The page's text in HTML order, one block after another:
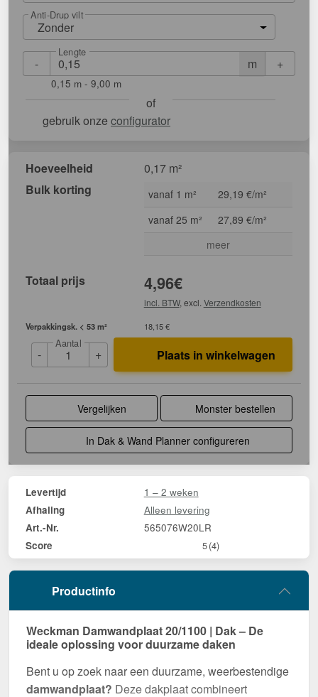
Anti-Drup vilt
Zonder
- m
Lengte
+
0,15 m - 9,00 m
of
gebruik onze configurator
Hoeveelheid
0,17 m²
Bulk korting
vanaf 1 m²
29,19 €/m²
vanaf 25 m²
27,89 €/m²
meer
Totaal prijs 4,96€
incl. BTW, excl. Verzendkosten
Verpakkingsk. < 53 m² 18,15 €
-
Aantal
+ Plaats in winkelwagen
Vergelijken Monster bestellen
In Dak & Wand Planner configureren
Levertijd 1 – 2 weken
Afhaling Alleen levering
Art.-Nr. 565076W20LR
Score 5(4)
Productinfo
Weckman Damwandplaat 20/1100 | Dak – De
ideale oplossing voor duurzame daken
Bent u op zoek naar een duurzame, weerbestendige
damwandplaat? Deze dakplaat combineert